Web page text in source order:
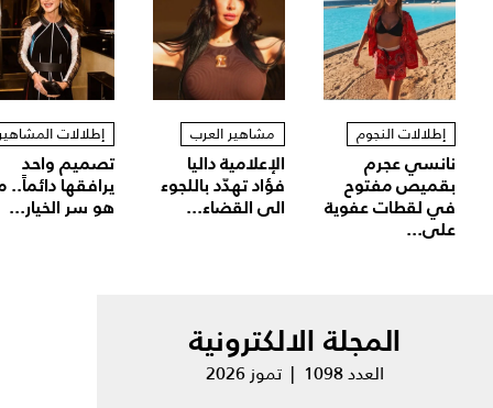
إطلالات النجوم
نانسي عجرم
بقميص مفتوح
في لقطات عفوية
على...
مشاهير العرب
الإعلامية داليا
فؤاد تهدّد باللجوء
الى القضاء...
إطلالات
تصميم واحد
يرافقها دائماً..
هو سر الخيار...
المجلة الالكترونية
العدد 1098 | تموز 2026